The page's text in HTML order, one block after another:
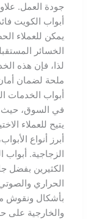
جودة العمل. علاوة
أبواب الكويت فائدة
يمكن للعملاء الحصول
الخسائر المستقبلية
لذا، فإن هذه الخدمات
ملحة لضمان أمان
أبواب الخدمات
في السوق، حيث تتنوع
يتيح للعملاء الاختيار
أبرز أنواع الأبواب،
الزجاجية. أبواب
الكثيرين بفضل
الحراري والصوتي.
بأشكال ونقوش مختلفة،
والخارجية على حد